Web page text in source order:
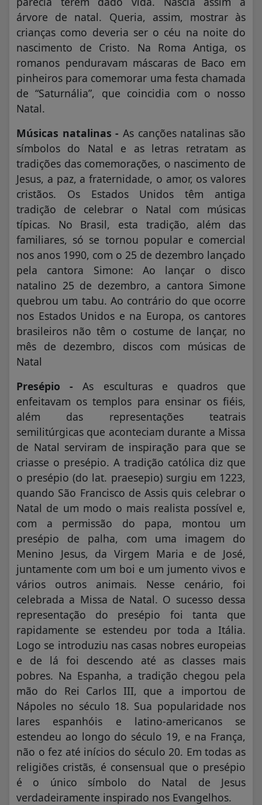
árvore de natal. Queria, assim, mostrar às
crianças como deveria ser o céu na noite do
nascimento de Cristo. Na Roma Antiga, os
romanos penduravam máscaras de Baco em
pinheiros para comemorar uma festa chamada
de “Saturnália”, que coincidia com o nosso
Natal.
Músicas natalinas - As canções natalinas são
símbolos do Natal e as letras retratam as
tradições das comemorações, o nascimento de
Jesus, a paz, a fraternidade, o amor, os valores
cristãos. Os Estados Unidos têm antiga
tradição de celebrar o Natal com músicas
típicas. No Brasil, esta tradição, além das
familiares, só se tornou popular e comercial
nos anos 1990, com o 25 de dezembro lançado
pela cantora Simone: Ao lançar o disco
natalino 25 de dezembro, a cantora Simone
quebrou um tabu. Ao contrário do que ocorre
nos Estados Unidos e na Europa, os cantores
brasileiros não têm o costume de lançar, no
mês de dezembro, discos com músicas de
Natal
Presépio -As esculturas e quadros que
enfeitavam os templos para ensinar os fiéis,
além das representações teatrais
semilitúrgicas que aconteciam durante a Missa
de Natal serviram de inspiração para que se
criasse o presépio. A tradição católica diz que
o presépio (do lat. praesepio) surgiu em 1223,
quando São Francisco de Assis quis celebrar o
Natal de um modo o mais realista possível e,
com a permissão do papa, montou um
presépio de palha, com uma imagem do
Menino Jesus, da Virgem Maria e de José,
juntamente com um boi e um jumento vivos e
vários outros animais. Nesse cenário, foi
celebrada a Missa de Natal. O sucesso dessa
representação do presépio foi tanta que
rapidamente se estendeu por toda a Itália.
Logo se introduziu nas casas nobres europeias
e de lá foi descendo até as classes mais
pobres. Na Espanha, a tradição chegou pela
mão do Rei Carlos III, que a importou de
Nápoles no século 18. Sua popularidade nos
lares espanhóis e latino-americanos se
estendeu ao longo do século 19, e na França,
não o fez até inícios do século 20. Em todas as
religiões cristãs, é consensual que o presépio
é o único símbolo do Natal de Jesus
verdadeiramente inspirado nos Evangelhos.